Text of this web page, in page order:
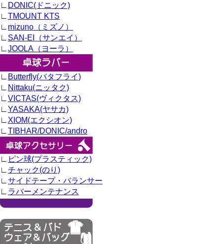
∟
DONIC(ドニック)
∟ TMOUNT KTS
∟ mizuno（ミズノ）
∟ SAN-EI（サンエイ）
∟ JOOLA（ヨーラ）
∟
Butterfly(バタフライ)
∟
Nittaku(ニッタク)
∟ VICTAS(ヴィクタス)
∟ YASAKA(ヤサカ)
∟ XIOM(エクシオン)
∟ TIBHAR/DONIC/andro
∟
ピン球(プラスティック)
∟ チャック(のり)
∟ サイドテープ・バランサー
∟ ラバーメンテナンス